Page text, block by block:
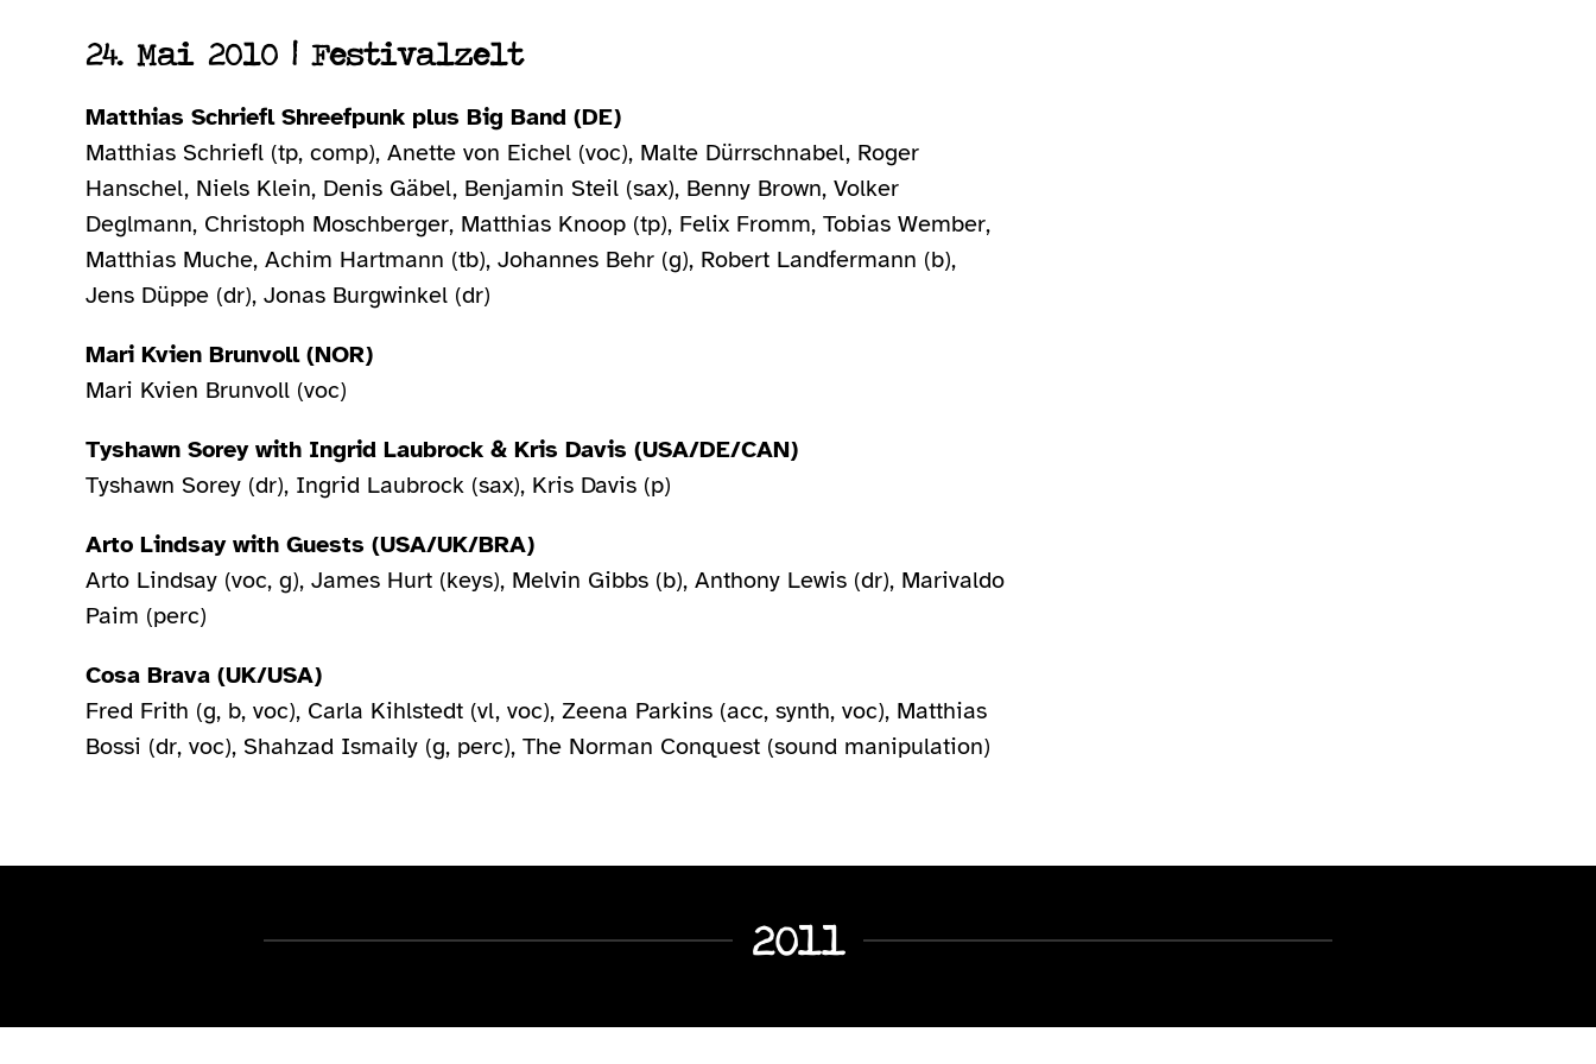
24. Mai 2010 | Festivalzelt
Matthias Schriefl Shreefpunk plus Big Band (DE)
Matthias Schriefl (tp, comp), Anette von Eichel (voc), Malte Dürrschnabel, Roger
Hanschel, Niels Klein, Denis Gäbel, Benjamin Steil (sax), Benny Brown, Volker
Deglmann, Christoph Moschberger, Matthias Knoop (tp), Felix Fromm, Tobias Wember,
Matthias Muche, Achim Hartmann (tb), Johannes Behr (g), Robert Landfermann (b),
Jens Düppe (dr), Jonas Burgwinkel (dr)
Mari Kvien Brunvoll (NOR)
Mari Kvien Brunvoll (voc)
Tyshawn Sorey with Ingrid Laubrock & Kris Davis (USA/DE/CAN)
Tyshawn Sorey (dr), Ingrid Laubrock (sax), Kris Davis (p)
Arto Lindsay with Guests (USA/UK/BRA)
Arto Lindsay (voc, g), James Hurt (keys), Melvin Gibbs (b), Anthony Lewis (dr), Marivaldo
Paim (perc)
Cosa Brava (UK/USA)
Fred Frith (g, b, voc), Carla Kihlstedt (vl, voc), Zeena Parkins (acc, synth, voc), Matthias
Bossi (dr, voc), Shahzad Ismaily (g, perc), The Norman Conquest (sound manipulation)
2011